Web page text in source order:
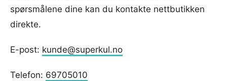
spørsmålene dine kan du kontakte nettbutikken
direkte.
E-post: kunde@superkul.no
Telefon: 69705010